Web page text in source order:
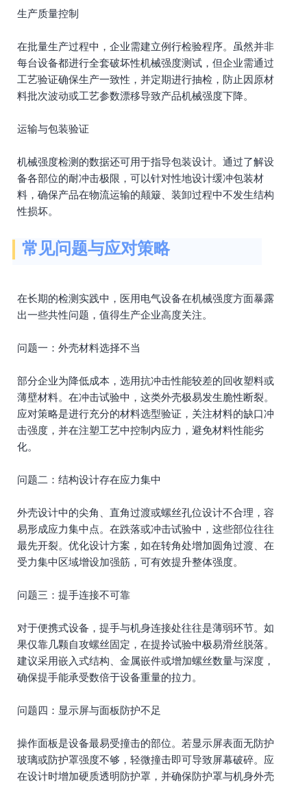
生产质量控制
在批量生产过程中，企业需建立例行检验程序。虽然并非
每台设备都进行全套破坏性机械强度测试，但企业需通过
工艺验证确保生产一致性，并定期进行抽检，防止因原材
料批次波动或工艺参数漂移导致产品机械强度下降。
运输与包装验证
机械强度检测的数据还可用于指导包装设计。通过了解设
备各部位的耐冲击极限，可以针对性地设计缓冲包装材
料，确保产品在物流运输的颠簸、装卸过程中不发生结构
性损坏。
常见问题与应对策略
在长期的检测实践中，医用电气设备在机械强度方面暴露
出一些共性问题，值得生产企业高度关注。
问题一：外壳材料选择不当
部分企业为降低成本，选用抗冲击性能较差的回收塑料或
薄壁材料。在冲击试验中，这类外壳极易发生脆性断裂。
应对策略是进行充分的材料选型验证，关注材料的缺口冲
击强度，并在注塑工艺中控制内应力，避免材料性能劣
化。
问题二：结构设计存在应力集中
外壳设计中的尖角、直角过渡或螺丝孔位设计不合理，容
易形成应力集中点。在跌落或冲击试验中，这些部位往往
最先开裂。优化设计方案，如在转角处增加圆角过渡、在
受力集中区域增设加强筋，可有效提升整体强度。
问题三：提手连接不可靠
对于便携式设备，提手与机身连接处往往是薄弱环节。如
果仅靠几颗自攻螺丝固定，在提拎试验中极易滑丝脱落。
建议采用嵌入式结构、金属嵌件或增加螺丝数量与深度，
确保提手能承受数倍于设备重量的拉力。
问题四：显示屏与面板防护不足
操作面板是设备最易受撞击的部位。若显示屏表面无防护
玻璃或防护罩强度不够，轻微撞击即可导致屏幕破碎。应
在设计时增加硬质透明防护罩，并确保防护罩与机身外壳